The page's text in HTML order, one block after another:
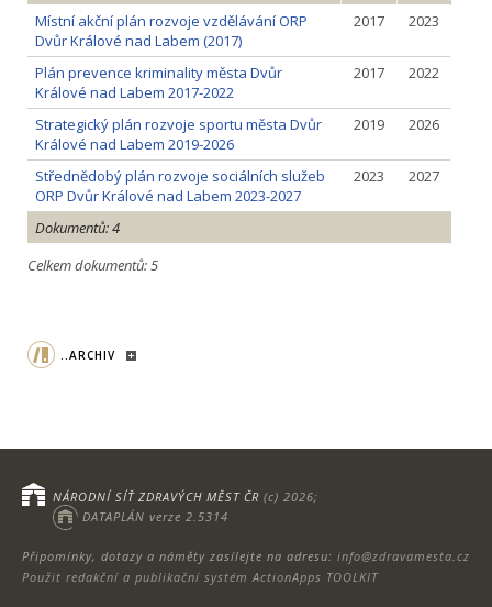
Místní akční plán rozvoje vzdělávání ORP
Dvůr Králové nad Labem (2017)
2017 2023
Plán prevence kriminality města Dvůr
Králové nad Labem 2017-2022
2017 2022
Strategický plán rozvoje sportu města Dvůr
Králové nad Labem 2019-2026
2019 2026
Střednědobý plán rozvoje sociálních služeb
ORP Dvůr Králové nad Labem 2023-2027
2023 2027
Dokumentů: 4
Celkem dokumentů: 5
..ARCHIV
Připomínky, dotazy a náměty zasílejte na adresu: info@zdravamesta.cz
Použit redakční a publikační systém ActionApps TOOLKIT
NÁRODNÍ SÍŤ ZDRAVÝCH MĚST ČR (c) 2026;
DATAPLÁN verze 2.5314